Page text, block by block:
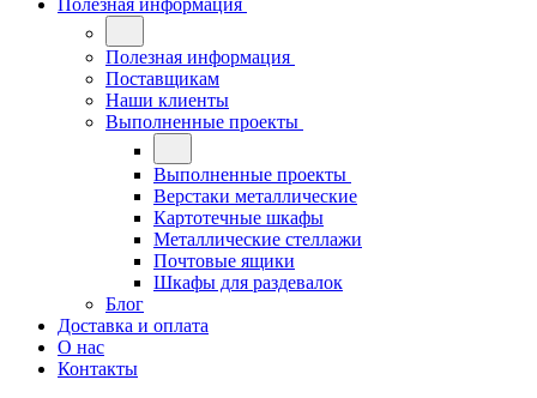
Полезная информация
Полезная информация
Поставщикам
Наши клиенты
Выполненные проекты
Выполненные проекты
Верстаки металлические
Картотечные шкафы
Металлические стеллажи
Почтовые ящики
Шкафы для раздевалок
Блог
Доставка и оплата
О нас
Контакты